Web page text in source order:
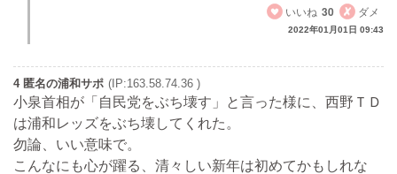
いいね 30 ダメ
2022年01月01日 09:43
4 匿名の浦和サポ (IP:163.58.74.36 )
小泉首相が「自民党をぶち壊す」と言った様に、西野ＴＤ
は浦和レッズをぶち壊してくれた。
勿論、いい意味で。
こんなにも心が躍る、清々しい新年は初めてかもしれな